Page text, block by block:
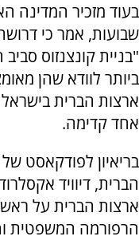
בעוד מזכיר המדינה
שבועות, אמר כי
"בניית קונצנזוס
ביותר לוודא שהן
ארצות הברית
אחד קדימה.
בריאיון לפודקאסט
הברית, דיוויד
ארצות הברית על
הרפורמה המשפטית